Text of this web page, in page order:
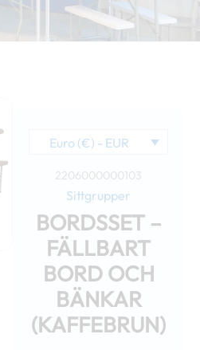
Euro (€) - EUR
2206000000103
Sittgrupper
BORDSSET –
FÄLLBART
BORD OCH
BÄNKAR
(KAFFEBRUN)